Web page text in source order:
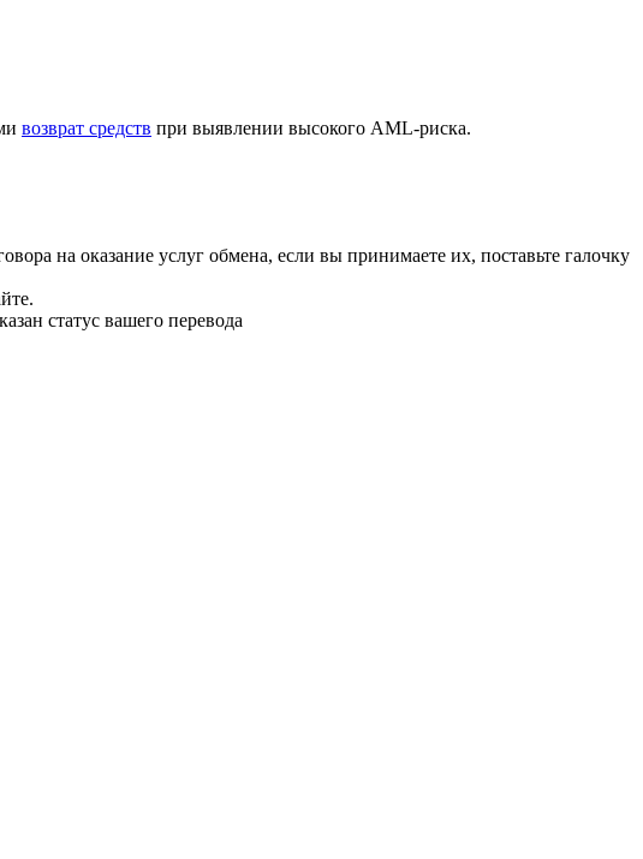
возврат средств при выявлении высокого AML-риска.
на оказание услуг обмена, если вы принимаете их, поставьте галочку
статус вашего перевода